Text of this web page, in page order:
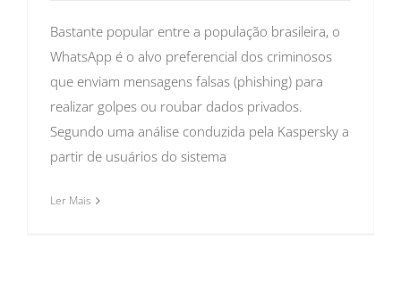
Bastante popular entre a população brasileira, o
WhatsApp é o alvo preferencial dos criminosos
que enviam mensagens falsas (phishing) para
realizar golpes ou roubar dados privados.
Segundo uma análise conduzida pela Kaspersky a
partir de usuários do sistema
Ler Mais